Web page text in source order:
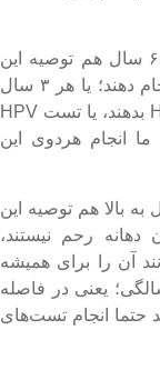
دکتر قهرمانی می‌گوید: برای خانم‌های ۳۰ تا ۶۵ سال هم توصیه این
است که یکی از این ۳ راه را انتخاب کنند و انجام دهند؛ یا هر ۳ سال
تست پاپ‌ اسمیر بدهند، یا هر ۵ سال تست HPV بدهند، یا تست HPV
ما انجام هردوی این
در مورد زنان ۶۵ سال به بالا هم توصیه این
رحم نیستند،
آن را برای همیشه
اما اگر خانمی ۱۰ سال قبل از ۶۵ سالگی؛ یعنی در فاصله
حتما انجام تست‌های